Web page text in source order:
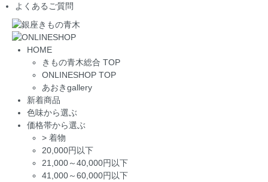
よくあるご質問
HOME
きもの青木総合 TOP
ONLINESHOP TOP
あおきgallery
新着商品
色味から選ぶ
価格帯から選ぶ
> 着物
20,000円以下
21,000～40,000円以下
41,000～60,000円以下